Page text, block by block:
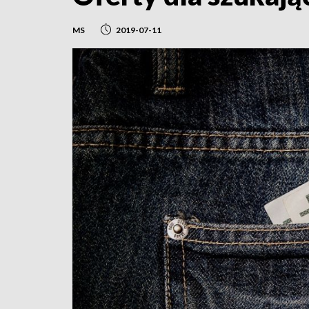
MS 2019-07-11